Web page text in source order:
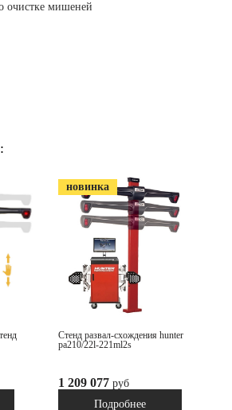
очистке мишеней
новинка
стенд развал-схождения hunter
pa210/22l-221ml2s
1 209 077 руб
Под заказ
Подробнее